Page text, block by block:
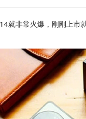
就非常火爆，刚刚上